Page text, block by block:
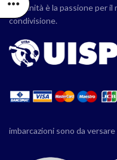
comunità è la passione per il
condivisione.
imbarcazioni sono da